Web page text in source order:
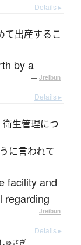
Details ▸
て出産するこ
by a
— Jreibun
Details ▸
生管理につ
に言われて
facility and
regarding
— Jreibun
Details ▸
ゅさぎ